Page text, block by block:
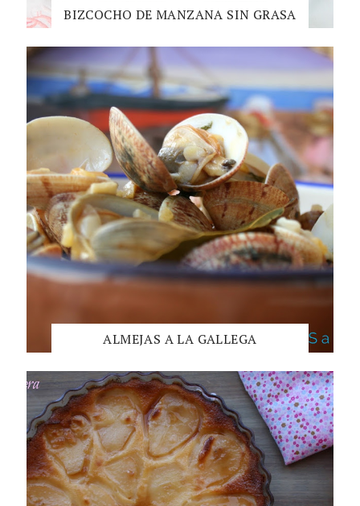
BIZCOCHO DE MANZANA SIN GRASA
ALMEJAS A LA GALLEGA